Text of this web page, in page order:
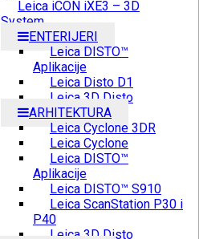
Leica iCON iXE3 – 3D
System
ENTERIJERI
Leica DISTO™
Aplikacije
Leica Disto D1
Leica 3D Disto
ARHITEKTURA
Leica Cyclone 3DR
Leica Cyclone
Leica DISTO™
Aplikacije
Leica DISTO™ S910
Leica ScanStation P30 i
P40
Leica 3D Disto